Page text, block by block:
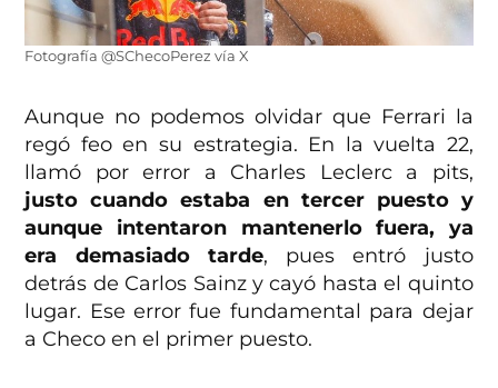
Fotografía @SChecoPerez vía X
Aunque no podemos olvidar que Ferrari la
regó feo en su estrategia. En la vuelta 22,
llamó por error a Charles Leclerc a pits,
justo cuando estaba en tercer puesto y
aunque intentaron mantenerlo fuera, ya
era demasiado tarde, pues entró justo
detrás de Carlos Sainz y cayó hasta el quinto
lugar. Ese error fue fundamental para dejar
a Checo en el primer puesto.